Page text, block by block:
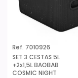
Ref. 7010926
SET 3 CESTAS 5L
+2x1,5L BAOBAB
COSMIC NIGHT